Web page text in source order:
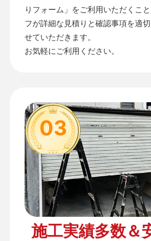
りフォーム 」をご利用いただくこ
フが詳細な見積りと確認事項を適
せていただきます。
お気軽にご利用ください。
03
施工実績多数＆